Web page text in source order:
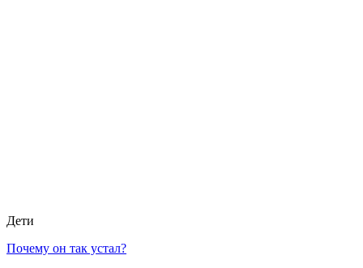
Дети
Почему он так устал?